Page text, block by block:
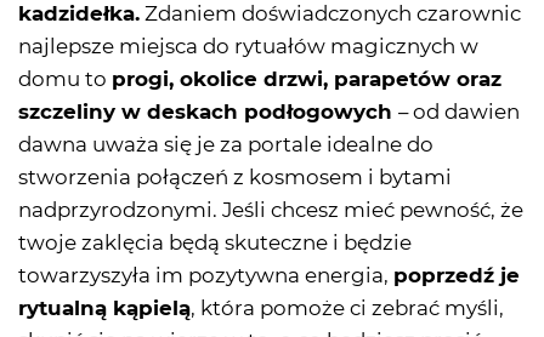
kadzidełka. Zdaniem doświadczonych czarownic
najlepsze miejsca do rytuałów magicznych w
domu to progi, okolice drzwi, parapetów oraz
szczeliny w deskach podłogowych – od dawien
dawna uważa się je za portale idealne do
stworzenia połączeń z kosmosem i bytami
nadprzyrodzonymi. Jeśli chcesz mieć pewność, że
twoje zaklęcia będą skuteczne i będzie
towarzyszyła im pozytywna energia, poprzedź je
rytualną kąpielą, która pomoże ci zebrać myśli,